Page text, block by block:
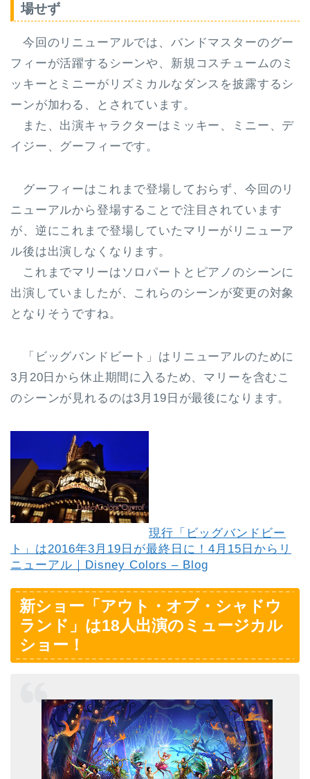
場せず
今回のリニューアルでは、バンドマスターのグー
フィーが活躍するシーンや、新規コスチュームのミ
ッキーとミニーがリズミカルなダンスを披露するシ
ーンが加わる、とされています。
また、出演キャラクターはミッキー、ミニー、デ
イジー、グーフィーです。
グーフィーはこれまで登場しておらず、今回のリ
ニューアルから登場することで注目されています
が、逆にこれまで登場していた マリーがリニューア
ル後は出演しなくなります。
これまでマリーはソロパートとピアノのシーンに
出演 していましたが、これらのシーンが変更の対象
となりそうですね。
「ビッグバンドビート」はリニューアルのために
3月20日から休止期間に入るため、マリーを含むこ
のシーンが見れるのは3月19日が最後になります。
現行「ビッグバンドビー
ト」は2016年3月19日が最終日に！4月15日からリ
ニューアル｜Disney Colors – Blog
新ショー「アウト・オブ・シャドウ
ランド」は18人出演のミュージカル
ショー！